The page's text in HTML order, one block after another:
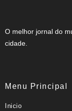
O melhor jornal do
cidade.
Menu Principal
Inicio